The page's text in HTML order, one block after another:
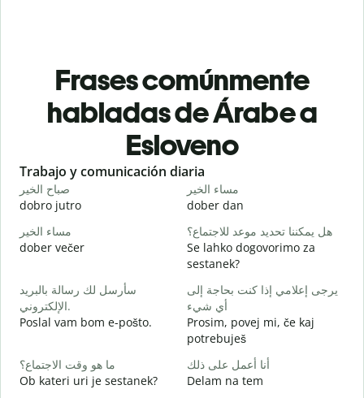
Frases comúnmente
habladas de Árabe a
Esloveno
Slide 1 of 6
Trabajo y comunicación diaria
صباح الخير
dobro jutro
مساء الخير
dober dan
مساء الخير
dober večer
هل يمكننا تحديد موعد للاجتماع؟
Se lahko dogovorimo za
sestanek?
سأرسل لك رسالة بالبريد
الإلكتروني.
Poslal vam bom e-pošto.
يرجى إعلامي إذا كنت بحاجة إلى
أي شيء
Prosim, povej mi, če kaj
potrebuješ
ما هو وقت الاجتماع؟
Ob kateri uri je sestanek?
أنا أعمل على ذلك
Delam na tem